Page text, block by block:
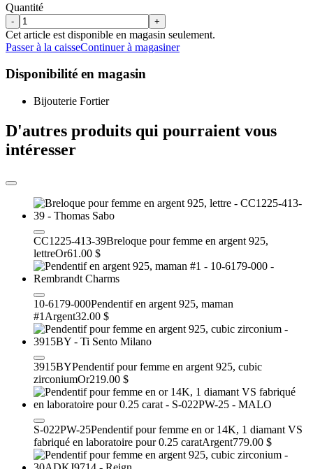
Quantité
- +
Cet article est disponible en magasin seulement.
Passer à la caisseContinuer à magasiner
Disponibilité en magasin
Bijouterie Fortier
D'autres produits qui pourraient vous
intéresser
CC1225-413-39Breloque pour femme en argent 925,
lettreOr61.00 $
10-6179-000Pendentif en argent 925, maman
#1 Argent32.00 $
3915BYPendentif pour femme en argent 925, cubic
zirconiumOr219.00 $
S-022PW-25Pendentif pour femme en or 14K, 1 diamant VS
fabriqué en laboratoire pour 0.25 caratArgent779.00 $